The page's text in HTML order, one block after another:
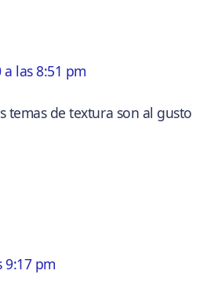
las 8:51 pm
temas de textura son al gusto
9:17 pm